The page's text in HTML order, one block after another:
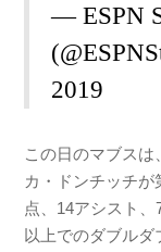
— ESPN
2019
この日のマブス
カ・ドンチッチ
点、14アシスト
以上でのダブル